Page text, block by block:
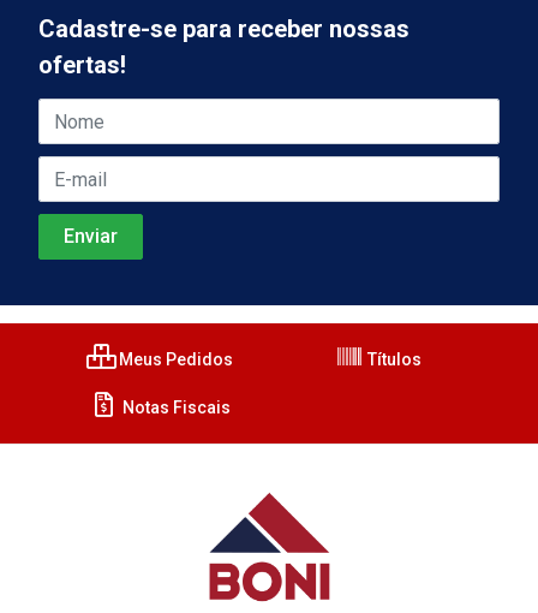
Cadastre-se para receber nossas
ofertas!
Meus Pedidos Títulos
Notas Fiscais